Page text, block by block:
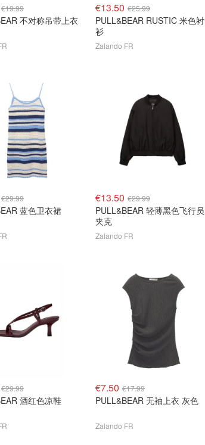
€19.99
不对称吊带上衣
€13.50 €25.99
PULL&BEAR RUSTIC 米色衬
衫
Zalando FR
€29.99
蓝色卫衣裙
€13.50 €29.99
PULL&BEAR 轻薄黑色飞行员
夹克
Zalando FR
€29.99
酒红色凉鞋
€7.50 €17.99
PULL&BEAR 无袖上衣 灰色
Zalando FR